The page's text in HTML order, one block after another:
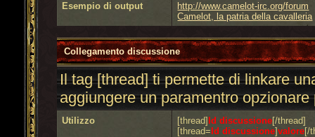
Esempio di output
http://www.camelot-irc.org/forum
Camelot, la patria della cavalleria
Collegamento discussione
Il tag [thread] ti permette di linkare
aggiungere un paramentro
Utilizzo [thread] Id discussione[/thread]
[thread= Id discussione]valore[/